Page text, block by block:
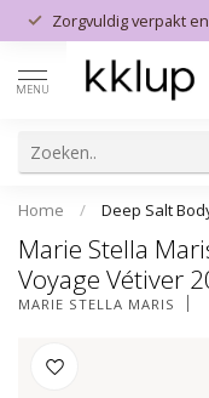
Zorgvuldig verpakt
MENU
Home / Deep Salt
Marie Stella
Voyage Vétiver
MARIE STELLA MARIS